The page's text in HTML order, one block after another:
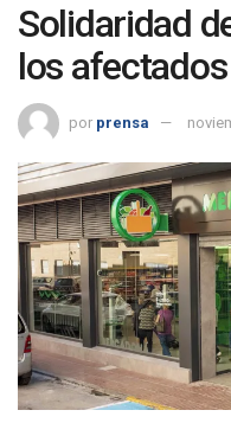
Solidaridad
los
por prensa